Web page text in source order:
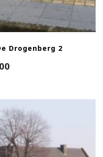
Drogenberg 2